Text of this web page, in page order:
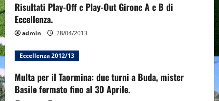
Risultati Play-Off e Play-Out Girone A e B di
Eccellenza.
admin 28/04/2013
Eccellenza 2012/13
Multa per il Taormina: due turni a Buda, mister
Basile fermato fino al 30 Aprile.